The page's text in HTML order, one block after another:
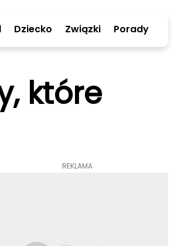
Dziecko Związki Porady
które
REKLAMA